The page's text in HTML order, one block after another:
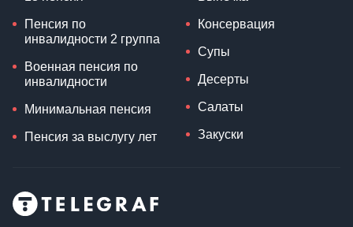
Пенсия по
инвалидности 2 группа
Военная пенсия по
инвалидности
Минимальная пенсия
Пенсия за выслугу лет
Консервация
Супы
Десерты
Салаты
Закуски